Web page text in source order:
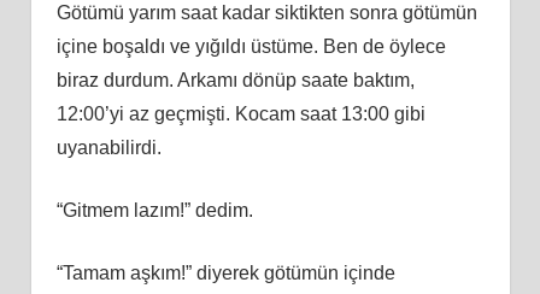
Götümü yarım saat kadar siktikten sonra götümün
içine boşaldı ve yığıldı üstüme. Ben de öylece
biraz durdum. Arkamı dönüp saate baktım,
12:00’yi az geçmişti. Kocam saat 13:00 gibi
uyanabilirdi.
“Gitmem lazım!” dedim.
“Tamam aşkım!” diyerek götümün içinde